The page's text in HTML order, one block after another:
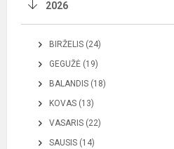
2026
BIRŽELIS (24)
GEGUŽĖ (19)
BALANDIS (18)
KOVAS (13)
VASARIS (22)
SAUSIS (14)